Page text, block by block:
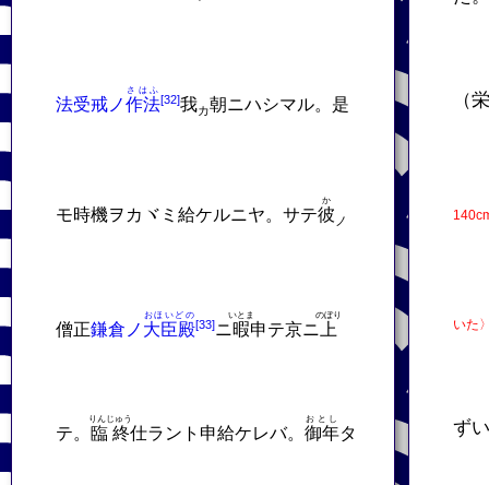
法受戒ノ作法
さはふ
我カ朝ニハシマル。是
モ時機ヲカヾミ給ケルニヤ。サテ彼
か
ノ
僧正鎌倉ノ 大臣殿
おほいどの
ニ暇
いとま
申テ京ニ 上
のぼり
テ。 臨終
りんじゅう
仕ラント申給ケレバ。 御年
おとし
タ
（
いた
ず